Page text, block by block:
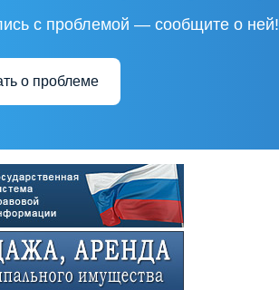
с проблемой — сообщите о ней!
о проблеме